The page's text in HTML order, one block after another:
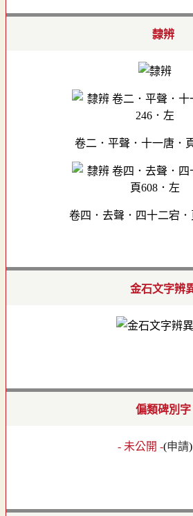
隸辨
卷二．平聲．十一唐．
卷四．去聲．四十二宕．
金石文字辨
偏類碑別字
- 未公開 -(申請)